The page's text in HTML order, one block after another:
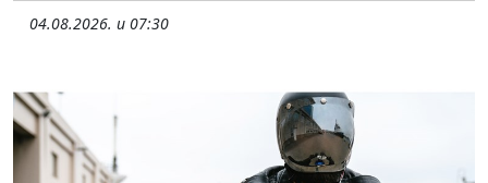
04.08.2026. u 07:30